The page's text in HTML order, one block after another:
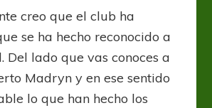
creo que el club ha
se ha hecho reconocido a
Del lado que vas conoces a
Madryn y en ese sentido
lo que han hecho los